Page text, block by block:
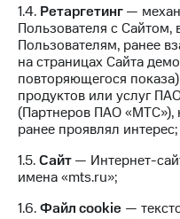
Выбрать
красивый
номер
Заменить
SIM-
карту
Перейти
на
Интернет,
ТВ и телефон
для дома
Услуги
Личный
кабинет
интернета
и
ТВ
1.4. Ретаргетинг—
Пользователя с Сайтом,
Пользователям, ранее
на страницах Сайта
повторяющегося
продуктов или услуг
(Партнеров ПАО «МТС»),
ранее проявлял интерес;
1.5.Сайт— Интернет-
имена «mts.ru»;
1.6.Файл сookie —